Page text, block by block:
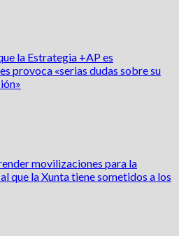
la Estrategia +AP es
provoca «serias dudas sobre su
movilizaciones para la
que la Xunta tiene sometidos a los